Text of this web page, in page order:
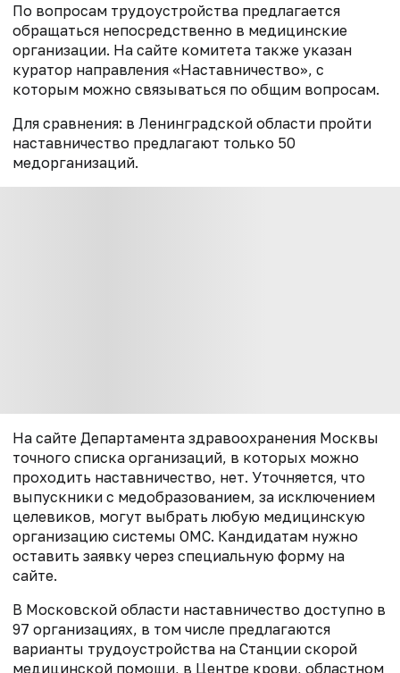
По вопросам трудоустройства предлагается
обращаться непосредственно в медицинские
организации. На сайте комитета также указан
куратор направления «Наставничество», с
которым можно связываться по общим вопросам.
Для сравнения: в Ленинградской области пройти
наставничество предлагают только 50
медорганизаций.
На сайте Департамента здравоохранения Москвы
точного списка организаций, в которых можно
проходить наставничество, нет. Уточняется, что
выпускники с медобразованием, за исключением
целевиков, могут выбрать любую медицинскую
организацию системы ОМС. Кандидатам нужно
оставить заявку через специальную форму на
сайте.
В Московской области наставничество доступно в
97 организациях, в том числе предлагаются
варианты трудоустройства на Станции скорой
медицинской помощи, в Центре крови, областном